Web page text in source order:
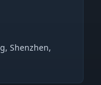
Shenzhen,